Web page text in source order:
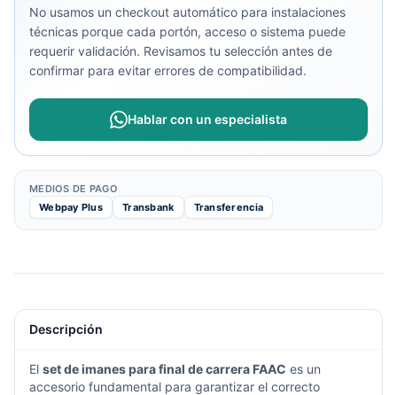
No usamos un checkout automático para instalaciones
técnicas porque cada portón, acceso o sistema puede
requerir validación. Revisamos tu selección antes de
confirmar para evitar errores de compatibilidad.
Hablar con un especialista
MEDIOS DE PAGO
Webpay Plus
Transbank Transferencia
Descripción
El set de imanes para final de carrera FAAC es un
accesorio fundamental para garantizar el correcto